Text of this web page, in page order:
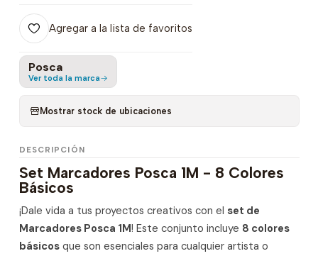
Agregar a la lista de favoritos
Posca
Ver toda la marca
Mostrar stock de ubicaciones
DESCRIPCIÓN
Set Marcadores Posca 1M - 8 Colores
Básicos
¡Dale vida a tus proyectos creativos con el set de
Marcadores Posca 1M! Este conjunto incluye 8 colores
básicosque son esenciales para cualquier artista o